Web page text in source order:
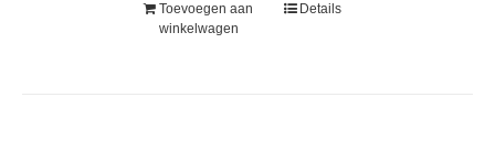
Toevoegen aan
winkelwagen
Details